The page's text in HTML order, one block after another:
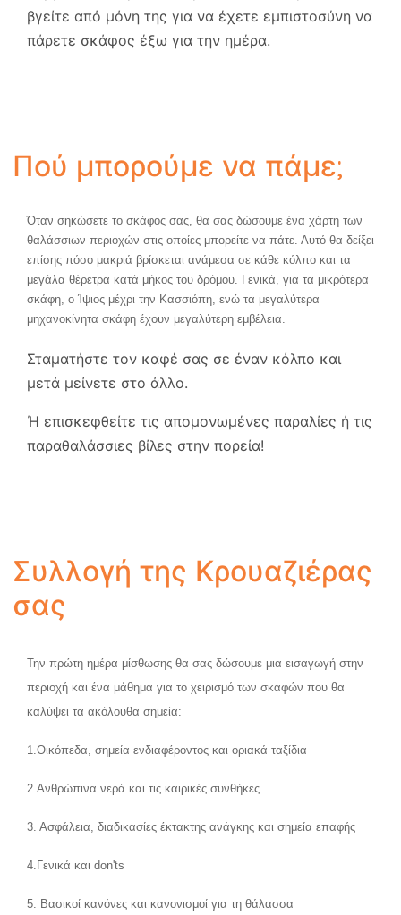
βγείτε από μόνη της για να έχετε εμπιστοσύνη να
πάρετε σκάφος έξω για την ημέρα.
Πού μπορούμε να πάμε;
Όταν σηκώσετε το σκάφος σας, θα σας δώσουμε ένα χάρτη των
θαλάσσιων περιοχών στις οποίες μπορείτε να πάτε. Αυτό θα δείξει
επίσης πόσο μακριά βρίσκεται ανάμεσα σε κάθε κόλπο και τα
μεγάλα θέρετρα κατά μήκος του δρόμου. Γενικά, για τα μικρότερα
σκάφη, ο Ίψιος μέχρι την Κασσιόπη, ενώ τα μεγαλύτερα
μηχανοκίνητα σκάφη έχουν μεγαλύτερη εμβέλεια.
Σταματήστε τον καφέ σας σε έναν κόλπο και
μετά μείνετε στο άλλο.
Ή επισκεφθείτε τις απομονωμένες παραλίες ή τις
παραθαλάσσιες βίλες στην πορεία!
Συλλογή της Κρουαζιέρας
σας
Την πρώτη ημέρα μίσθωσης θα σας δώσουμε μια εισαγωγή στην
περιοχή και ένα μάθημα για το χειρισμό των σκαφών που θα
καλύψει τα ακόλουθα σημεία:
1.Οικόπεδα, σημεία ενδιαφέροντος και οριακά ταξίδια
2.Ανθρώπινα νερά και τις καιρικές συνθήκες
3. Ασφάλεια, διαδικασίες έκτακτης ανάγκης και σημεία επαφής
4.Γενικά και don'ts
5. Βασικοί κανόνες και κανονισμοί για τη θάλασσα